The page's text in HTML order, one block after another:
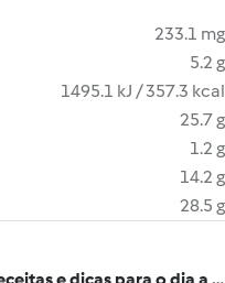
233.1 mg
5.2 g
1495.1 kJ / 357.3 kcal
25.7 g
1.2 g
14.2 g
28.5 g